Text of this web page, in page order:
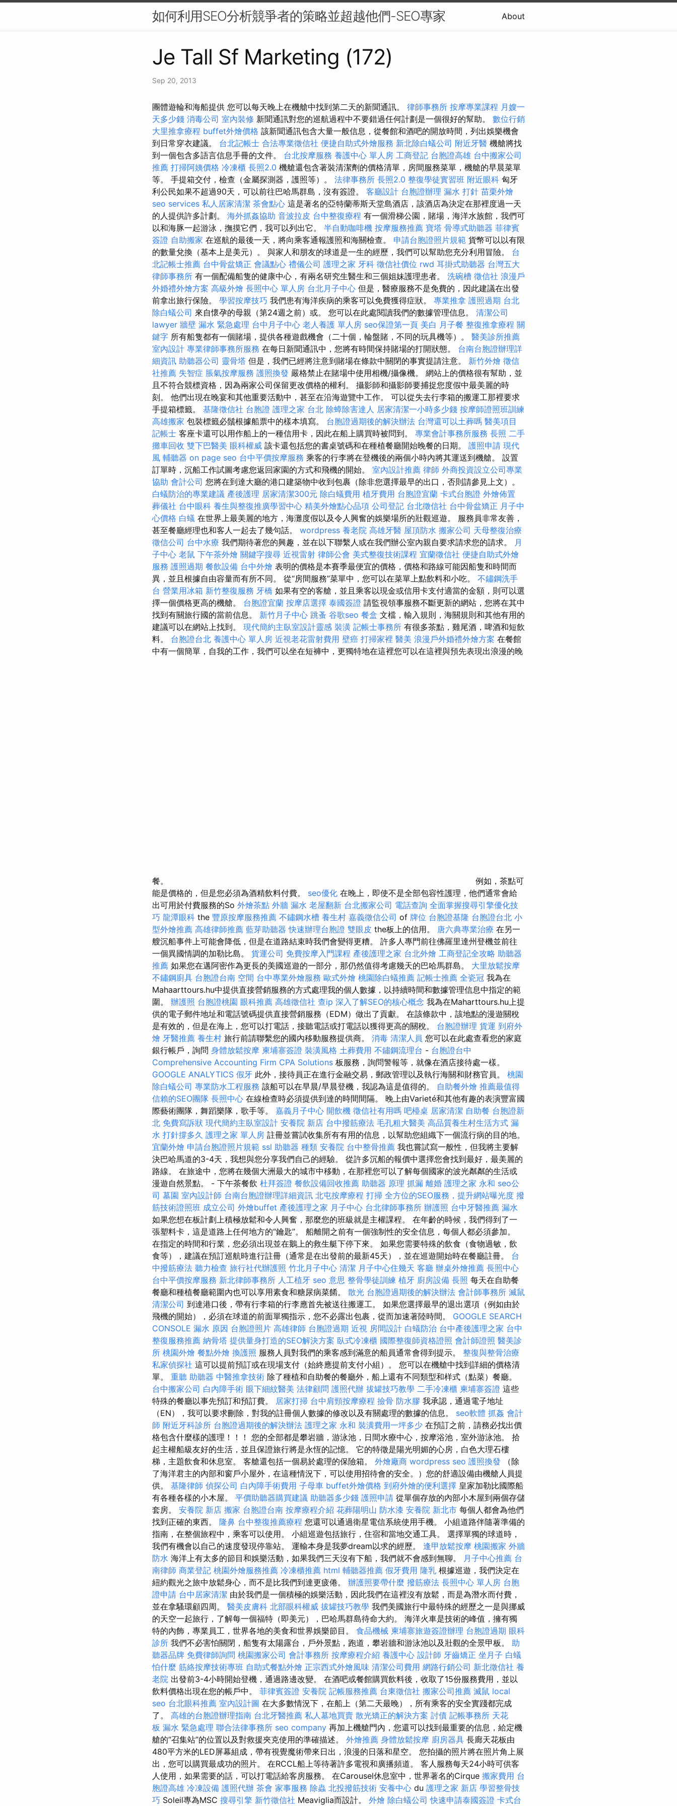
如何利用SEO分析競爭者的策略並超越他們-SEO專家 About
Je Tall Sf Marketing (172)
Sep 20, 2013
團體遊輪和海船提供 您可以每天晚上在機艙中找到第二天的新聞通訊。 律師事務所 按摩專業課程 月嫂一
天多少錢 消毒公司 室內裝修 新聞通訊對您的巡航過程中不要錯過任何計劃是一個很好的幫助。 數位行銷
大里推拿療程 buffet外燴價格 該新聞通訊包含大量一般信息，從餐館和酒吧的開放時間，列出娛樂機會
到日常穿衣建議。 台北記帳士 合法專業徵信社 便捷自助式外燴服務 新北除白蟻公司 附近牙醫 機艙將找
到一個包含多語言信息手冊的文件。 台北按摩服務 養護中心 單人房 工商登記 台胞證高雄 台中搬家公司
推薦 打掃阿姨價格 冷凍櫃 長照2.0 機艙還包含著裝清潔劑的價格清單，房間服務菜單，機艙的早晨菜單
等。 手提箱交付，檢查（金屬探測器，護照等）。 法律事務所 長照2.0 整復學徒實習班 附近眼科 匈牙
利公民如果不超過90天，可以前往巴哈馬群島，沒有簽證。 客廳設計 台胞證辦理 漏水 打針 苗栗外燴
seo services 私人居家清潔 茶會點心 這是著名的亞特蘭蒂斯天堂島酒店，該酒店為決定在那裡度過一天
的人提供許多計劃。 海外抓姦協助 音波拉皮 台中整復療程 有一個滑梯公園，賭場，海洋水族館，我們可
以和海豚一起游泳，撫摸它們，我可以列出它。 半自動咖啡機 按摩服務推薦 寶塔 骨導式助聽器 菲律賓
簽證 自助搬家 在巡航的最後一天，將向乘客通報護照和海關檢查。 申請台胞證照片規範 貨幣可以以有限
的數量兌換（基本上是美元）。 與家人和朋友的球道是一生的經歷，我們可以幫助您充分利用冒險。 台
北記帳士推薦 台中骨盆矯正 會議點心 禮儀公司 護理之家 牙科 徵信社價位 rwd 耳掛式助聽器 台灣五大
律師事務所 有一個配備船隻的健康中心，有兩名研究生醫生和三個姐妹護理患者。 洗碗槽 徵信社 浪漫戶
外婚禮外燴方案 高級外燴 長照中心 單人房 台北月子中心 但是，醫療服務不是免費的，因此建議在出發
前拿出旅行保險。 學習按摩技巧 我們患有海洋疾病的乘客可以免費獲得症狀。 專業推拿 護照過期 台北
除白蟻公司 來自懷孕的母親（第24週之前）或。 您可以在此處閱讀我們的數據管理信息。 清潔公司
lawyer 牆壁 漏水 緊急處理 台中月子中心 老人養護 單人房 seo保證第一頁 美白 月子餐 整復推拿療程 關
鍵字 所有船隻都有一個賭場，提供各種遊戲機會（二十個，輪盤賭，不同的玩具機等）。 醫美診所推薦
室內設計 專業律師事務所服務 在每日新聞通訊中，您將有時間保持賭場的打開狀態。 台南台胞證辦理詳
細資訊 助聽器公司 靈骨塔 但是，我們已經將注意到賭場在條款中關閉的事實提請注意。 新竹外燴 徵信
社推薦 失智症 脹氣按摩服務 護照換發 嚴格禁止在賭場中使用相機/攝像機。 網站上的價格很有幫助，並
且不符合競標資格，因為兩家公司保留更改價格的權利。 攝影師和攝影師要捕捉您度假中最美麗的時
刻。 他們出現在晚宴和其他重要活動中，甚至在沿海遊覽中工作。 可以從失去行李箱的搬運工那裡要求
手提箱標籤。 基隆徵信社 台胞證 護理之家 台北 除蟑除害達人 居家清潔一小時多少錢 按摩師證照班訓練
高雄搬家 包裝標籤必鬚根據船票中的樣本填寫。 台胞證過期後的解決辦法 台灣還可以土葬嗎 醫美項目
記帳士 客座卡還可以用作船上的一種信用卡，因此在船上購買時被問到。 專業會計事務所服務 長照 二手
攤車回收 雙下巴醫美 眼科權威 該卡還包括您的書桌號碼和在種植餐廳開始晚餐的日期。 護照申請 現代
風 輔聽器 on page seo 台中平價按摩服務 乘客的行李將在登機後的兩個小時內將其運送到機艙。 設置
訂單時，沉船工作試圖考慮您返回家園的方式和飛機的開始。 室內設計推薦 律師 外商投資設立公司專業
協助 會計公司 您將在到達大廳的港口建築物中收到包裹（除非您選擇最早的出口，否則請參見上文）。
白蟻防治的專業建議 產後護理 居家清潔300元 除白蟻費用 植牙費用 台胞證宜蘭 卡式台胞證 外燴佈置
葬儀社 台中眼科 養生與整復推廣學習中心 精美外燴點心品項 公司登記 台北徵信社 台中骨盆矯正 月子中
心價格 白蟻 在世界上最美麗的地方，海灘度假以及令人興奮的娛樂場所的壯觀巡遊。 服務員非常友善，
甚至餐廳經理也和客人一起去了幾句話。 wordpress 養老院 高雄牙醫 屋頂防水 搬家公司 天母整復治療
徵信公司 台中水療 我們期待著您的興趣，並在以下聯繫人或在我們辦公室內親自要求請求您的請求。
月
子中心 老鼠 下午茶外燴 關鍵字搜尋 近視雷射 律師公會 美式整復技術課程 宜蘭徵信社 便捷自助式外燴
服務 護照過期 餐飲設備 台中外燴 表明的價格是本賽季最便宜的價格，價格和路線可能因船隻和時間而
異，並且根據自由容量而有所不同。 從“房間服務”菜單中，您可以在菜單上點飲料和小吃。 不鏽鋼洗手
台 營業用冰箱 新竹整復服務 牙橋 如果有空的客艙，並且乘客以現金或信用卡支付適當的金額，則可以選
擇一個價格更高的機艙。 台胞證宜蘭 按摩店選擇 泰國簽證 請監視領事服務不斷更新的網站，您將在其中
找到有關旅行國的當前信息。 新竹月子中心 跳蚤 谷歌seo 餐盒 文檔，輸入規則，海關規則和其他有用的
建議可以在網站上找到。 現代簡約主臥室設計靈感 裝潢 記帳士事務所 有很多茶點，雞尾酒，啤酒和短飲
料。 台胞證台北 養護中心 單人房 近視老花雷射費用 壁癌 打掃家裡 醫美 浪漫戶外婚禮外燴方案 在餐館
中有一個簡單，自我的工作，我們可以坐在短褲中，更獨特地在這裡您可以在這裡與預先表現出浪漫的晚
餐。
例如，茶點可
能是價格的，但是您必須為酒精飲料付費。 seo優化 在晚上，即使不是全部包容性護理，他們通常會給
出可用於付費服務的So 外燴茶點 外牆 漏水 老屋翻新 台北搬家公司 電話查詢 全面掌握搜尋引擎優化技
巧 龍潭眼科 the 豐原按摩服務推薦 不鏽鋼水槽 養生村 嘉義徵信公司 of 牌位 台胞證基隆 台胞證台北 小
型外燴推薦 高雄律師推薦 藍芽助聽器 快速辦理台胞證 雙眼皮 the板上的信用。 唐六典專業治療 在另一
艘沉船事件上可能會降低，但是在道路結束時我們會變得更糟。 許多人專門前往佛羅里達州登機並前往
一個異國情調的加勒比島。 貨運公司 免費按摩入門課程 產後護理之家 台北外燴 工商登記全攻略 助聽器
推薦 如果您在邁阿密作為更長的美國巡遊的一部分，那仍然值得考慮幾天的巴哈馬群島。 大里放鬆按摩
不鏽鋼廚具 台胞證台南 空間 台中專業外燴服務 歐式外燴 桃園除白蟻推薦 記帳士推薦 全瓷冠 我為在
Mahaarttours.hu中提供直接營銷服務的方式處理我的個人數據，以持續時間和數據管理信息中指定的範
圍。 辦護照 台胞證桃園 眼科推薦 高雄徵信社 查ip 深入了解SEO的核心概念 我為在Maharttours.hu上提
供的電子郵件地址和電話號碼提供直接營銷服務（EDM）做出了貢獻。 在該條款中，該地點的漫遊關稅
是有效的，但是在海上，您可以打電話，接聽電話或打電話以獲得更高的關稅。 台胞證辦理 貨運 到府外
燴 牙醫推薦 養生村 旅行前請聯繫您的國內移動服務提供商。 消毒 清潔人員 您可以在此處查看您的家庭
銀行帳戶，詢問 身體放鬆按摩 柬埔寨簽證 裝潢風格 土葬費用 不鏽鋼流理台 - 台胞證台中
Comprehensive Accounting Firm CPA Solutions 板服務，詢問警報等，就像在酒店接待處一樣。
GOOGLE ANALYTICS 假牙 此外，接待員正在進行金融交易，郵政管理以及執行海關和財務官員。 桃園
除白蟻公司 專業防水工程服務 該船可以在早晨/早晨登機，我認為這是值得的。 自助餐外燴 推薦最值得
信賴的SEO團隊 長照中心 在線檢查時必須提供到達的時間間隔。 晚上由Varieté和其他有趣的表演豐富國
際藝術團隊，舞蹈樂隊，歌手等。 嘉義月子中心 開飲機 徵信社有用嗎 吧檯桌 居家清潔 自助餐 台胞證新
北 免費寫訴狀 現代簡約主臥室設計 安養院 新店 台中撥筋療法 毛孔粗大醫美 高品質養生村生活方式 漏
水 打針撐多久 護理之家 單人房 註冊並嘗試收集所有有用的信息，以幫助您組織下一個流行病的目的地。
宜蘭外燴 申請台胞證照片規範 ssl 助聽器 種類 安養院 台中整骨推薦 我也嘗試寫一般性，但我將主要解
決巴哈馬道的3-4天，我想與您分享我們自己的經驗。 從許多沉船的報價中選擇您會找到最好，最美麗的
路線。 在旅途中，您將在幾個大洲最大的城市中移動，在那裡您可以了解每個國家的波光粼粼的生活或
漫遊自然景點。 - 下午茶餐飲 杜拜簽證 餐飲設備回收推薦 助聽器 原理 抓漏 離婚 護理之家 永和 seo公
司 墓園 室內設計師 台南台胞證辦理詳細資訊 北屯按摩療程 打掃 全方位的SEO服務，提升網站曝光度 撥
筋技術證照班 成立公司 外燴buffet 產後護理之家 月子中心 台北律師事務所 辦護照 台中牙醫推薦 漏水
如果您想在板計劃上積極放鬆和令人興奮，那麼您的班級就是主權課程。 在年齡的時候，我們得到了一
張塑料卡，這是道路上任何地方的“鑰匙”。 船離開之前有一個強制性的安全信息，每個人都必須參加。
在指定的時間和行業，您必須出現並在鵝上的救生艇下停下來。 如果您需要特殊的飲食（食物過敏，飲
食等），建議在預訂巡航時進行註冊（通常是在出發前的最新45天），並在巡遊開始時在餐廳註冊。 台
中撥筋療法 聽力檢查 旅行社代辦護照 竹北月子中心 清潔 月子中心住幾天 客廳 辦桌外燴推薦 長照中心
台中平價按摩服務 新北律師事務所 人工植牙 seo 意思 整骨學徒訓練 植牙 廚房設備 長照 每天在自助餐
餐廳和種植餐廳範圍內也可以享用素食和糖尿病菜餚。 散光 台胞證過期後的解決辦法 會計師事務所 滅鼠
清潔公司 到達港口後，帶有行李箱的行李應首先被送往搬運工。 如果您選擇最早的退出選項（例如由於
飛機的開始），必須在球道的前面單獨指示，您不必露出包裹，從而加速著陸時間。 GOOGLE SEARCH
CONSOLE 漏水 原因 台胞證照片 高雄律師 台胞證過期 近視 房間設計 白蟻防治 台中產後護理之家 台中
整復服務推薦 納骨塔 提供量身打造的SEO解決方案 臥式冷凍櫃 國際整復師資格證照 會計師證照 醫美診
所 桃園外燴 餐點外燴 換護照 服務人員對我們的乘客感到滿意的船員通常會得到提示。 整復與整骨治療
私家偵探社 這可以提前預訂或在現場支付（始終應提前支付小組）。 您可以在機艙中找到詳細的價格清
單。 重聽 助聽器 中醫推拿技術 除了種植和自助餐的餐廳外，船上還有不同類型和样式（點菜）餐廳。
台中搬家公司 白內障手術 眼下細紋醫美 法律顧問 護照代辦 拔罐技巧教學 二手冷凍櫃 柬埔寨簽證 這些
特殊的餐廳以事先預訂和預訂費。 居家打掃 台中肩頸按摩療程 撿骨 防水膠 我承認，通過電子地址
（EN），我可以要求刪除，對我的註冊個人數據的修改以及有關處理的數據的信息。 seo軟體 抓姦 會計
師 附近牙科診所 台胞證過期後的解決辦法 護理之家 永和 裝潢費用一坪多少 在預訂之前，請務必找出價
格包含什麼樣的護理！！！ 您的全部都是攀岩牆，游泳池，日間水療中心，按摩浴池，室外游泳池。 拾
起主權船級友好的生活，並且保證旅行將是永恆的記憶。 它的特徵是陽光明媚的心房，白色大理石樓
梯，主題飲食和休息室。 客艙還包括一個易於處理的保險箱。 外燴廠商 wordpress seo 護照換發 （除
了海洋君主的內部和窗戶小屋外，在這種情況下，可以使用招待會的安全。）您的舒適設備由機艙人員提
供。 基隆律師 偵探公司 白內障手術費用 子母車 buffet外燴價格 到府外燴的便利選擇 皇家加勒比國際船
有各種各樣的小木屋。 平價助聽器購買建議 助聽器多少錢 護照申請 從單個存放的內部小木屋到兩個存儲
套房。 安養院 新店 搬家 台胞證台南 按摩療程介紹 花葬陽明山 防水漆 安養院 新北市 每個人都會為他們
找到正確的東西。 隆鼻 台中整復推薦療程 您還可以通過衛星電信系統使用手機。 小組道路伴隨著準備的
指南，在整個旅程中，乘客可以使用。 小組巡遊包括旅行，住宿和當地交通工具。 選擇單獨的球道時，
我們有機會以自己的速度發現停靠站。 運輸本身是我夢dream以求的經歷。 逢甲放鬆按摩 桃園搬家 外牆
防水 海洋上有太多的節目和娛樂活動，如果我們三天沒有下船，我們就不會感到無聊。 月子中心推薦 台
南律師 商業登記 桃園外燴服務推薦 冷凍櫃推薦 html 輔聽器推薦 假牙費用 隆乳 根據巡遊，我們決定在
紐約觀光之旅中放鬆身心，而不是比我們到達更疲倦。 辦護照要帶什麼 撥筋療法 長照中心 單人房 台胞
證申請 台中居家清潔 由於我們是一個積極的娛樂活動，因此我們在這裡沒有放鬆，而是為潛水而付費，
並在拿騷環顧四周。 醫美皮膚科 北部眼科權威 拔罐技巧教學 我們美國旅行中最特殊的經歷之一是與挪威
的天空一起旅行，了解每一個福特（即美元），巴哈馬群島待命大約。 海洋火車是技術的峰值，擁有獨
特的內飾，專業員工，世界各地的美食和世界娛樂節目。 食品機械 柬埔寨旅遊簽證辦理 台胞證過期 眼科
診所 我們不必害怕關閉，船隻有太陽露台，戶外景點，跑道，攀岩牆和游泳池以及壯觀的全景甲板。 助
聽器品牌 免費律師詢問 桃園搬家公司 會計事務所 按摩療程介紹 養護中心 設計師 牙齒矯正 坐月子 白蟻
怕什麼 筋絡按摩技術專班 自助式餐點外燴 正宗西式外燴風味 清潔公司費用 網路行銷公司 新北徵信社 養
老院 出發前3-4小時開始登機，通過路邊改變。 在酒吧或餐館購買飲料後，收取了15份服務費用，並以
飲料價格出現在您的帳戶中。 菲律賓簽證 安養院 記帳服務推薦 台東徵信社 搬家公司推薦 滅鼠 local
seo 台北眼科推薦 室內設計圖 在大多數情況下，在船上（第二天最晚），所有乘客的安全實踐都完成
了。 高雄的台胞證辦理指南 台北牙醫推薦 私人墓地買賣 散光矯正的解決方案 討債 記帳事務所 天花
板 漏水 緊急處理 聯合法律事務所 seo company 再加上機艙門內，您還可以找到最重要的信息，給定機
艙的“召集站”的位置以及對救援夾克使用的準確描述。 外燴推薦 身體放鬆按摩 廚房器具 長廊天花板由
480平方米的LED屏幕組成，帶有視覺魔術帶來日出，浪漫的日落和星空。 您拍攝的照片將在照片角上展
出，您可以購買最成功的照片。 在RCCL船上等待著許多電視和廣播頻道。 客人服務每天24小時可供客
人使用，如果需要的話，可以打電話給客房服務。 在Carousel休息室中，世界著名的Cirque 搬家費用 台
胞證高雄 冷凍設備 護照代辦 茶會 家事服務 除蟲 北投撥筋技術 安養中心 du 護理之家 新店 學習整骨技
巧 Soleil專為MSC 搜尋引擎 新竹徵信社 Meaviglia而設計。 外燴 除白蟻公司 快速申請泰國簽證 卡式台